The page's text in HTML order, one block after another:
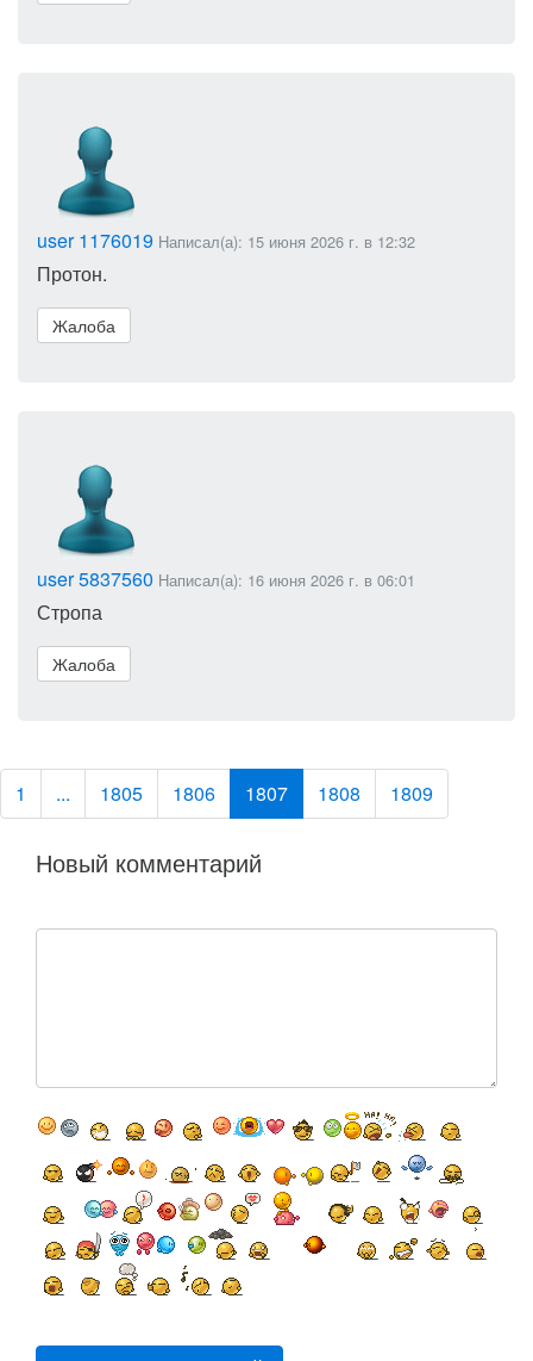
user 1176019 Написал(а): 15 июня 2026 г. в 12:32
Протон.
Жалоба
user 5837560 Написал(а): 16 июня 2026 г. в 06:01
Стропа
Жалоба
1 ... 1805 1806 1807 1808 1809
Новый комментарий